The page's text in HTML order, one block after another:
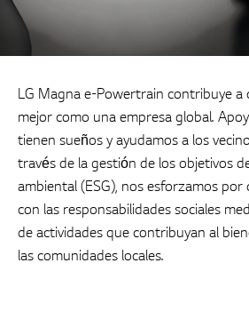
LG Magna e-Powertrain contribuye a
mejor como una empresa global.
tienen sueños y ayudamos a los
través de la gestión de los objetivos
ambiental (ESG), nos esforzamos
con las responsabilidades sociales
de actividades que contribuyan al
las comunidades locales.